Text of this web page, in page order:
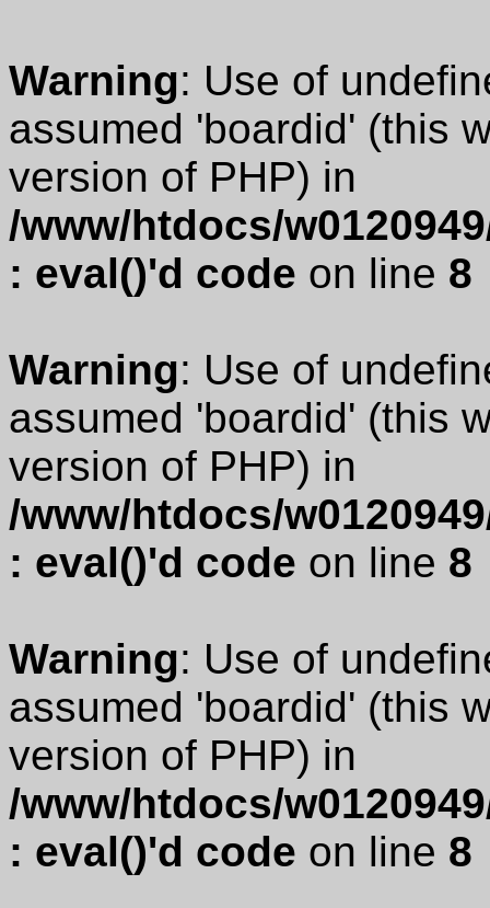
Warning: Use of
assumed 'boardid' (this
version of PHP) in
/www/htdocs/
: eval()'d code on line 8
Warning: Use of
assumed 'boardid' (this
version of PHP) in
/www/htdocs/
: eval()'d code on line 8
Warning: Use of
assumed 'boardid' (this
version of PHP) in
/www/htdocs/
: eval()'d code on line 8